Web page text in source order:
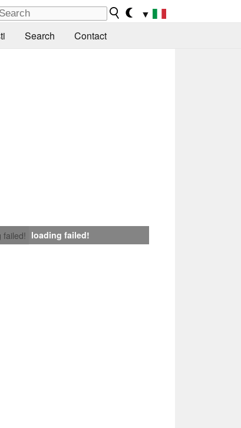
▼
Search Contact
failed! loading failed!